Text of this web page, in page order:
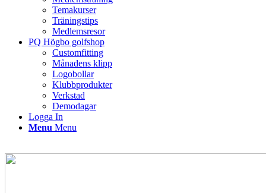
Temakurser
Träningstips
Medlemsresor
PQ Högbo golfshop
Customfitting
Månadens klipp
Logobollar
Klubbprodukter
Verkstad
Demodagar
Logga In
Menu Menu